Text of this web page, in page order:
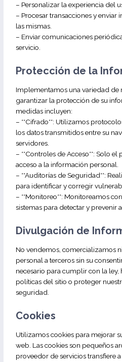
– Personalizar la experiencia del
– Procesar transacciones y
las mismas.
– Enviar comunicaciones
servicio.
Protección de la
Implementamos una variedad
garantizar la protección de su
medidas incluyen:
– **Cifrado**: Utilizamos
los datos transmitidos entre su
servidores.
– **Controles de Acceso**: Solo
acceso a la información personal.
– **Auditorías de Seguridad**:
para identificar y corregir
– **Monitoreo**: Monitoreamos
sistemas para detectar y prevenir
Divulgación de
No vendemos, comercializamos
personal a terceros sin su
necesario para cumplir con la
políticas del sitio o proteger
seguridad.
Cookies
Utilizamos cookies para mejorar
web. Las cookies son pequeños
proveedor de servicios transfiere